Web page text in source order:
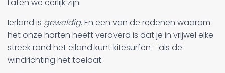
Laten we eerlijk zijn:
Ierland is geweldig. En een van de redenen waarom
het onze harten heeft veroverd is dat je in vrijwel elke
streek rond het eiland kunt kitesurfen - als de
windrichting het toelaat.